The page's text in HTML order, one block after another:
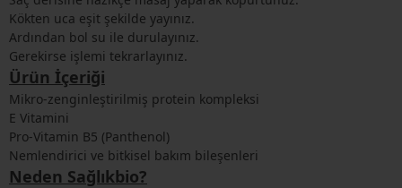
Kökten uca eşit şekilde yayınız.
Ardından bol su ile durulayınız.
Gerekirse işlemi tekrarlayınız.
Ürün İçeriği
Mikro-zenginleştirilmiş protein kompleksi
E Vitamini
Pro-Vitamin B5 (Panthenol)
Nemlendirici ve bitkisel bakım bileşenleri
Neden Sağlıkbio?